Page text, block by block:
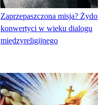
Zaprzepaszczona misja?
konwertyci w wieku dialogu
międzyreligijnego